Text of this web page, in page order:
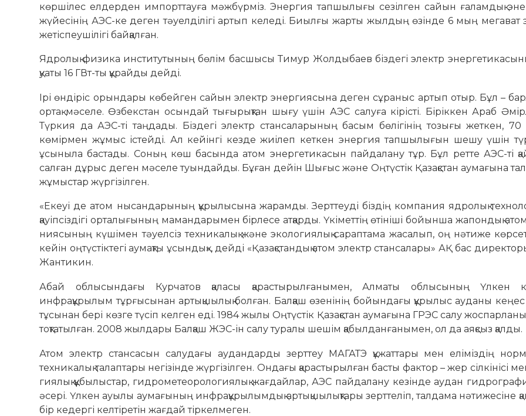
көршілес елдерден импорттауға мәжбүрміз. Энергия тапшылығы сезілген сайын ға­ламдық
жүйесінің АЭС-ке деген тәуел­ділігі артып келеді. Биылғы жарты жылдың өзінде 6 мың мегават
жетіспеушілігі байқалған.
Ядролық физика институ­тының бөлім басшысы Тимур Жолдыбаев біздегі электр
қуаты 16 ГВт-ты құрайды дейді.
Ірі өндіріс орындары көбейген сайын электр энергиясына деген сұраныс артып отыр. Бұл –
ортақ мәселе. Өзбек­стан осындай тығырықтан шығу үшін АЭС салуға кірісті. Біріккен Араб
Түркия да АЭС-ті таңдады. Біздегі электр стансаларының басым бөлігінің тозығы жеткен,
көмір­мен жұмыс істейді. Ал кейінгі кезде жиілеп кеткен энергия тап­шылығын шешу үшін
ұсыныла бастады. Соның көш басында атом энергетикасын пайдалану тұр. Бұл ретте АЭС-ті
салған дұрыс деген мәселе туындайды. Бұған дейін Шығыс және Оңтүстік Қазақстан аумағына
жұмыстар жүргізілген.
«Екеуі де атом нысан­дарының құрылысына жарамды. Зерттеуді біз­дің компания ядролық
қауіпсіздігі орта­лығының мамандарымен бір­лесе атқарды. Үкіметтің өтініші бойынша жапондық
ниясының күшімен тәуелсіз тех­никалық және экологиялық сараптама жасалып, оң нәтиже
кейін оңтүстіктегі аумақты ұсындық», дейді «Қазақ­­стандық атом электр стан­салары» АҚ бас
Жантикин.
Абай облысындағы Курчатов қаласы қарастырылғанымен, Алматы облысының Үлкен
инфрақұрылым тұр­ғысынан артықшылық болған. Балқаш өзенінің бо­йындағы құрылыс ауданы
тұсынан бері көзге түсіп келген еді. 1984 жылы Оңтүстік Қазақстан аумағына ГРЭС салу
тоқтатылған. 2008 жылдары Балқаш ЖЭС-ін салу туралы шешім қабылданғанымен, ол да аяқсыз қалды.
Атом электр стансасын салу­дағы аудандарды зерттеу МАГАТЭ құжаттары мен елі­міздің
техникалық талаптары негі­зін­де жүргізілген. Ондағы қарастырылған басты фактор – жер сілкінісі
гиялық құбылыстар, гид­ро­метеорологиялық жағ­дай­лар, АЭС пайдалану ке­зінде аудан
әсері. Үл­кен ауылы аума­ғының инфра­құрылымдық артық­шы­­лықтары зерттеліп, талдама нәтижесіне
бір кедергі келтіретін жағдай тір­­келмеген.